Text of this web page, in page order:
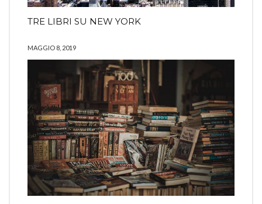
TRE LIBRI SU NEW YORK
MAGGIO 8, 2019